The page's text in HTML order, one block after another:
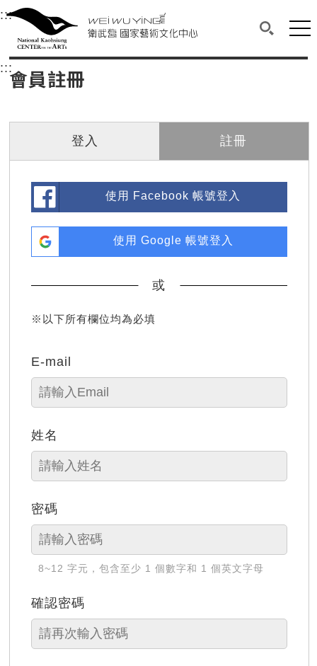
衛武營國家藝術文化中心
中央內容區塊，為本頁主要內容區。
:::選單連結區塊，此區塊列有本網站主要連結。
衛武營國家藝術文化中心
搜尋(開
網
::: 中央內容區塊，為本頁主要內容區。
會員註冊
登入 註冊
使用 Facebook 帳號登入
使用 Google 帳號登入
或
※以下所有欄位均為必填
E-mail
姓名
密碼
8~12 字元，包含至少 1 個數字和 1 個英文字母
確認密碼